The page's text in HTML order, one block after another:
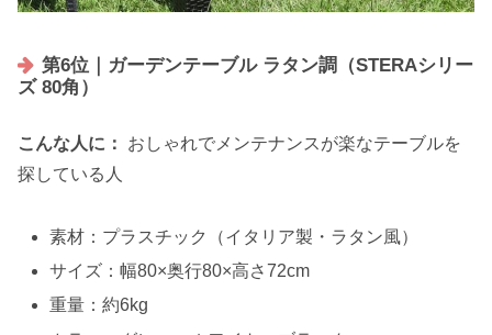
第6位｜ガーデンテーブル ラタン調（STERAシリー
ズ 80角）
こんな人に：
おしゃれでメンテナンスが楽なテーブルを
探している人
素材：プラスチック（イタリア製・ラタン風）
サイズ：幅80×奥行80×高さ72cm
重量：約6kg